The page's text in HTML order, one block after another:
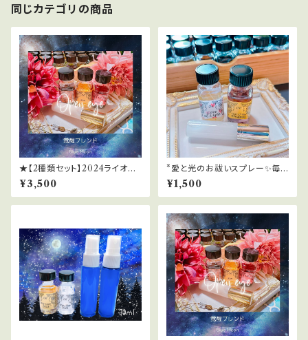
同じカテゴリの商品
★【2種類セット】2024ライオン
ズゲートサポートスプレー
¥3,500
*愛と光のお祓いスプレー✨毎
日を光の波動にチューニング
¥1,500